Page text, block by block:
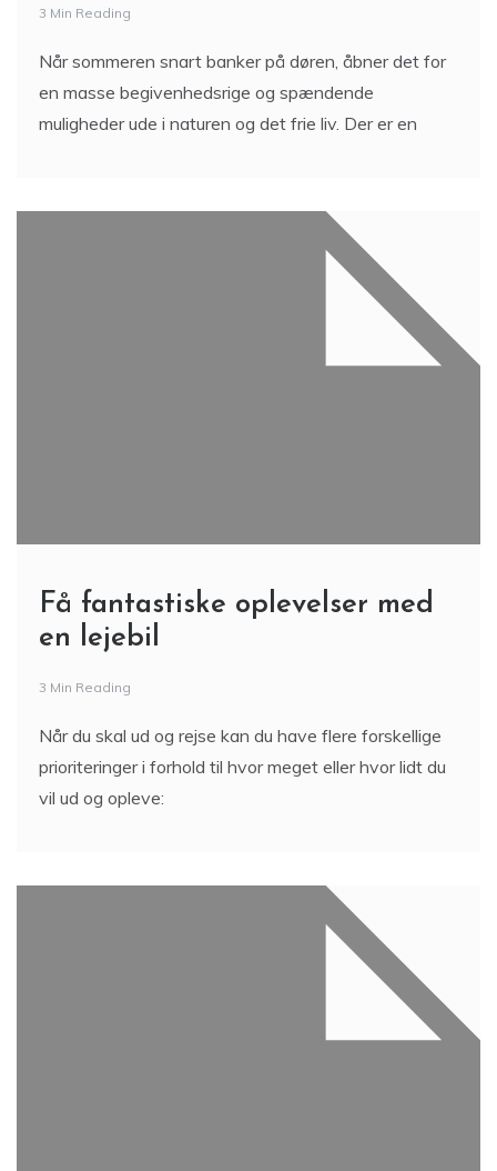
3 Min Reading
Når sommeren snart banker på døren, åbner det for
en masse begivenhedsrige og spændende
muligheder ude i naturen og det frie liv. Der er en
Få fantastiske oplevelser med
en lejebil
3 Min Reading
Når du skal ud og rejse kan du have flere forskellige
prioriteringer i forhold til hvor meget eller hvor lidt du
vil ud og opleve: